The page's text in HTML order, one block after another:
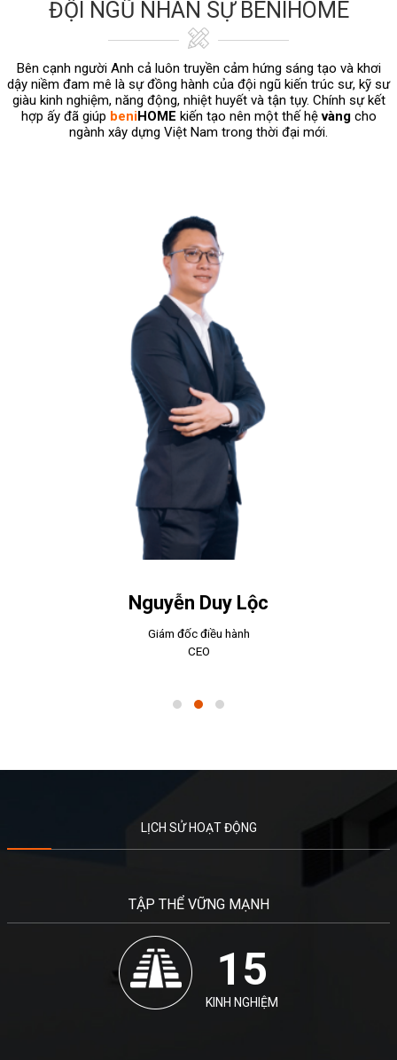
ĐỘI NGŨ NHÂN SỰ BENIHOME
Bên cạnh người Anh cả luôn truyền cảm hứng sáng tạo và khơi
dậy niềm đam mê là sự đồng hành của đội ngũ kiến trúc sư, kỹ sư
giàu kinh nghiệm, năng động, nhiệt huyết và tận tụy. Chính sự kết
hợp ấy đã giúp beniHOME kiến tạo nên một thế hệvàngcho
ngành xây dựng Việt Nam trong thời đại mới.
Nguyễn Duy Lộc
Giám đốc điều hành
CEO
LỊCH SỬ HOẠT ĐỘNG
TẬP THỂ VỮNG MẠNH
15
KINH NGHIỆM